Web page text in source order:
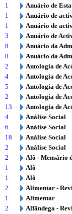
1
Anuário de
1
Anuário de
1
Anuário de
3
Anuário de
8
Anuário da
8
Anuário da
2
Antologia de
4
Antologia de
5
Antologia de
2
Antologia de
13
Antologia de
4
Análise Social
6
Análise Social
18
Análise Social
2
Análise Social
2
Alô - Mensário
1
Alô
1
Alô
2
Alimentar -
1
Alimentar
2
Alfândega -